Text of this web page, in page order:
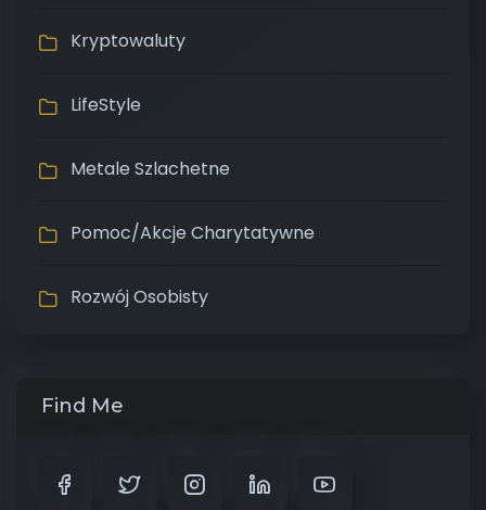
Kryptowaluty
LifeStyle
Metale Szlachetne
Pomoc/Akcje Charytatywne
Rozwój Osobisty
Find Me